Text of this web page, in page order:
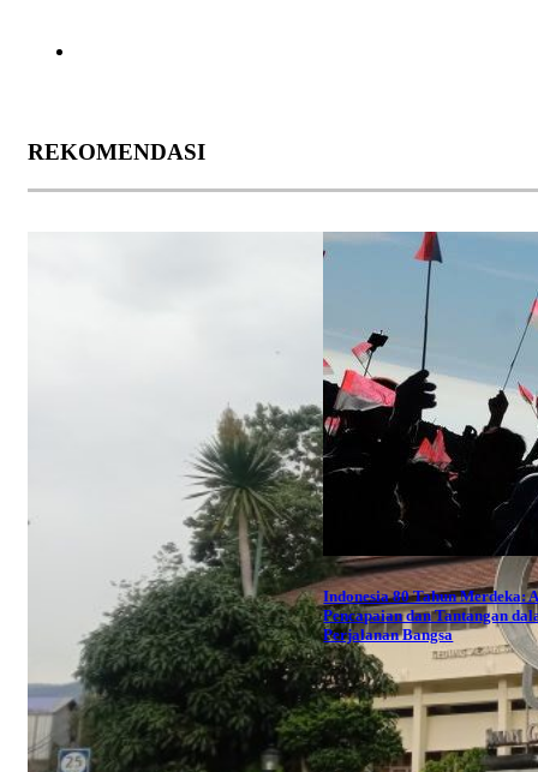
REKOMENDASI
Indonesia 80 Tahun Merdeka:
Pencapaian dan Tantangan
Perjalanan Bangsa